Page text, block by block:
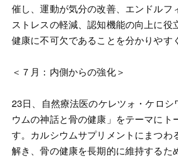
催し、運動が気分の改善、エンドルフ
ストレスの軽減、認知機能の向上に役
健康に不可欠であることを分かりやす
＜７月：内側からの強化＞
23日、自然療法医のケレツォ・ケロシ
ウムの神話と骨の健康」をテーマにト
す。カルシウムサプリメントにまつわ
解き、骨の健康を長期的に維持するた